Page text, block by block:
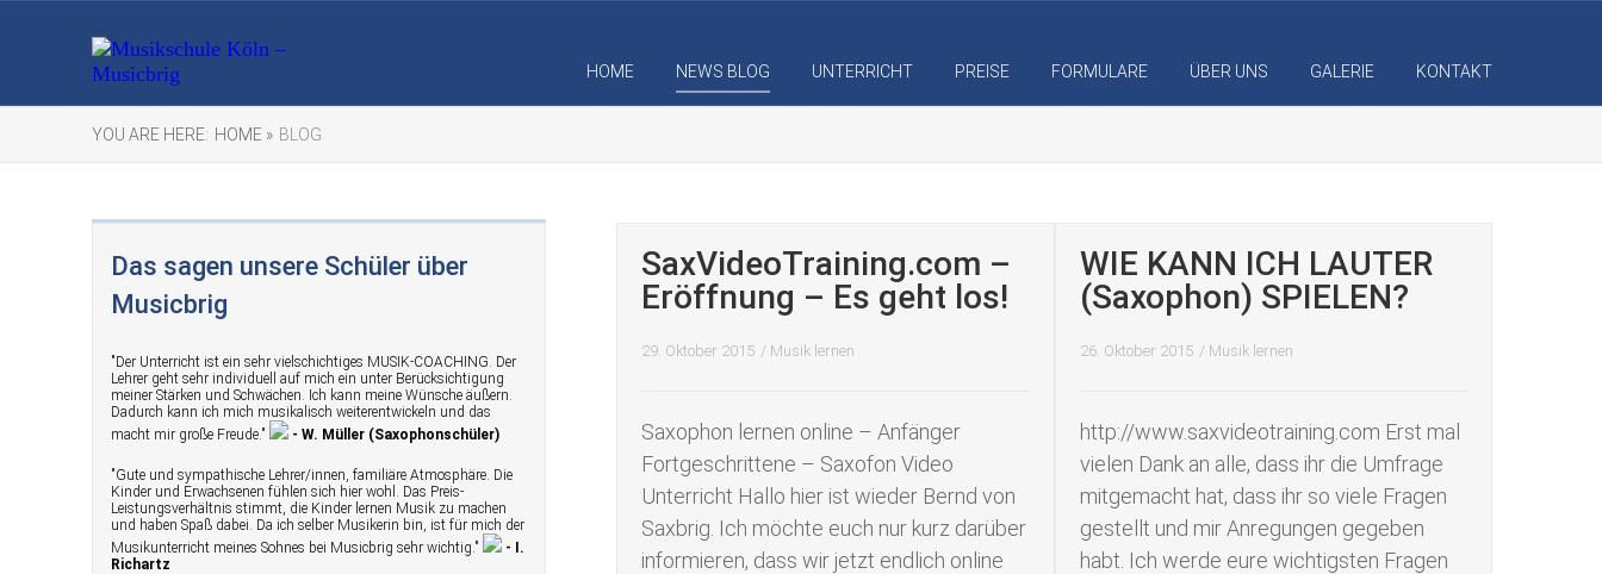
HOME NEWS BLOG UNTERRICHT PREISE FORMULARE ÜBER UNS GALERIE KONTAKT
YOU ARE HERE: HOME » BLOG
Das sagen unsere Schüler über
Musicbrig
"Der Unterricht ist ein sehr vielschichtiges MUSIK-COACHING. Der
Lehrer geht sehr individuell auf mich ein unter Berücksichtigung
meiner Stärken und Schwächen. Ich kann meine Wünsche äußern.
Dadurch kann ich mich musikalisch weiterentwickeln und das
macht mir große Freude."
- W. Müller (Saxophonschüler)
"Gute und sympathische Lehrer/innen, familiäre Atmosphäre. Die
Kinder und Erwachsenen fühlen sich hier wohl. Das Preis-
Leistungsverhältnis stimmt, die Kinder lernen Musik zu machen
und haben Spaß dabei. Da ich selber Musikerin bin, ist für mich der
Musikunterricht meines Sohnes bei Musicbrig sehr wichtig."
- I.
Richartz
SaxVideoTraining.com –
Eröffnung – Es geht los!
29. Oktober 2015 / Musik lernen
Saxophon lernen online – Anfänger
Fortgeschrittene – Saxofon Video
Unterricht Hallo hier ist wieder Bernd von
Saxbrig. Ich möchte euch nur kurz darüber
informieren, dass wir jetzt endlich online
WIE KANN ICH LAUTER
(Saxophon) SPIELEN?
26. Oktober 2015 / Musik lernen
http://www.saxvideotraining.com Erst mal
vielen Dank an alle, dass ihr die Umfrage
mitgemacht hat, dass ihr so viele Fragen
gestellt und mir Anregungen gegeben
habt. Ich werde eure wichtigsten Fragen